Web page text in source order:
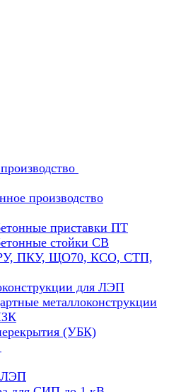
производство
приставки ПТ
стойки СВ
ПКУ, ЩО70, КСО, СТП,
для ЛЭП
металлоконструкции
(УБК)
ЛЭП